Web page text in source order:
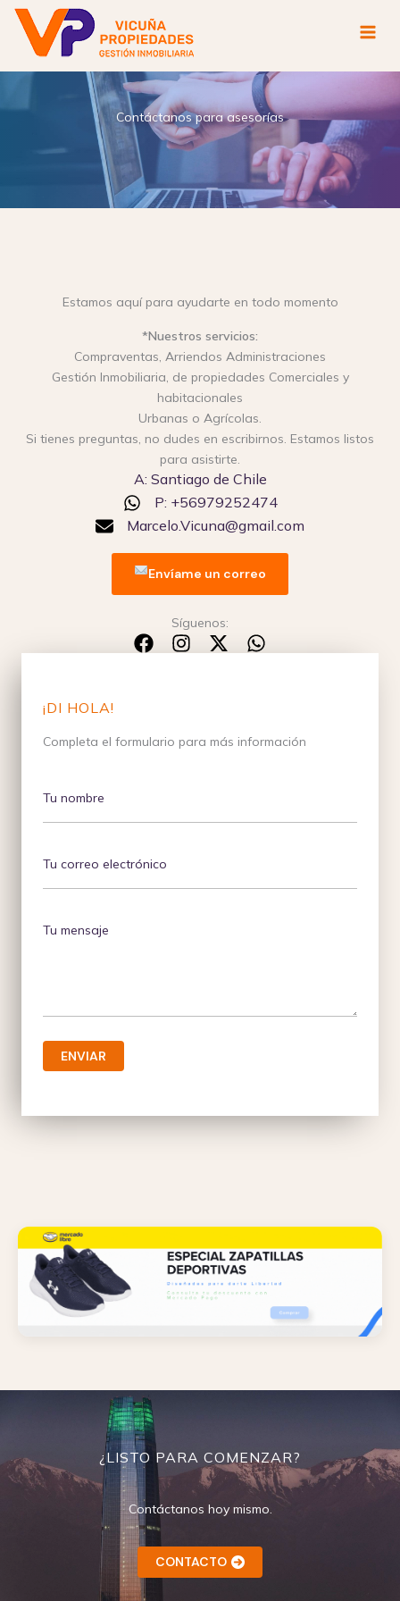
contenido
Contáctanos para asesorías
Estamos aquí para ayudarte en todo momento
*Nuestros servicios:
Compraventas, Arriendos Administraciones
Gestión Inmobiliaria, de propiedades Comerciales y
habitacionales
Urbanas o Agrícolas.
Si tienes preguntas, no dudes en escribirnos. Estamos listos
para asistirte.
A: Santiago de Chile
P: +56979252474
Marcelo.Vicuna@gmail.com
Envíame un correo
Síguenos:
¡DI HOLA!
Completa el formulario para más información
ENVIAR
¿LISTO PARA COMENZAR?
Contáctanos hoy mismo.
CONTACTO